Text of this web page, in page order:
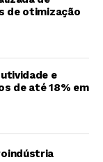
de otimização
e
de até 18% em